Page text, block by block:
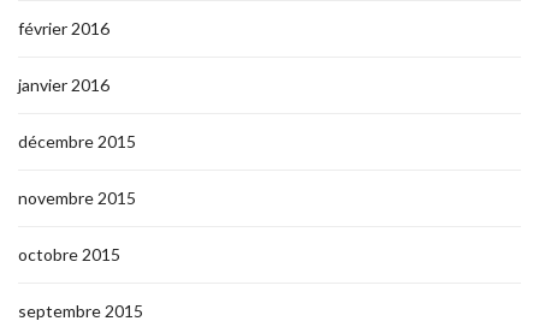
février 2016
janvier 2016
décembre 2015
novembre 2015
octobre 2015
septembre 2015